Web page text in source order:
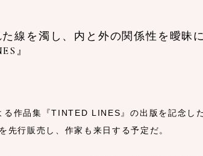
線を濁し、内と外の関係性を曖
』
作品集『TINTED LINES』の出版を記念し
先行販売し、作家も来日する予定だ。